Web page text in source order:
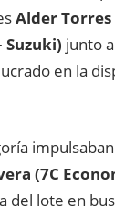
Alder
Suzuki) junto
en la
(7C
del lote en